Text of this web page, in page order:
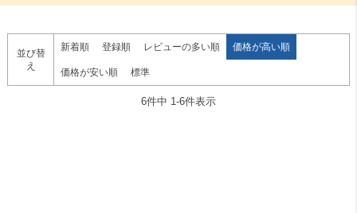
並び替
え
新着順 登録順 レビューの多い順 価格が高い順
価格が安い順 標準
6件中 1-6件表示